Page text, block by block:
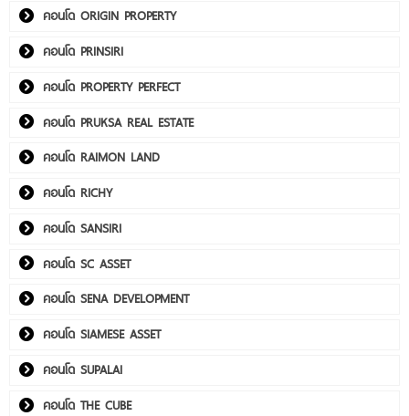
คอนโด ORIGIN PROPERTY
คอนโด PRINSIRI
คอนโด PROPERTY PERFECT
คอนโด PRUKSA REAL ESTATE
คอนโด RAIMON LAND
คอนโด RICHY
คอนโด SANSIRI
คอนโด SC ASSET
คอนโด SENA DEVELOPMENT
คอนโด SIAMESE ASSET
คอนโด SUPALAI
คอนโด THE CUBE